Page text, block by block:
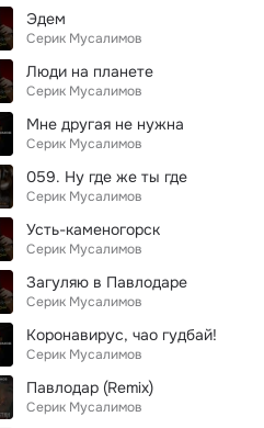
Эдем
Серик Мусалимов
Люди на планете
Серик Мусалимов
Мне другая не нужна
Серик Мусалимов
059. Ну где же ты где
Серик Мусалимов
Усть-каменогорск
Серик Мусалимов
Загуляю в Павлодаре
Серик Мусалимов
Коронавирус, чао гудбай!
Серик Мусалимов
Павлодар (Remix)
Серик Мусалимов